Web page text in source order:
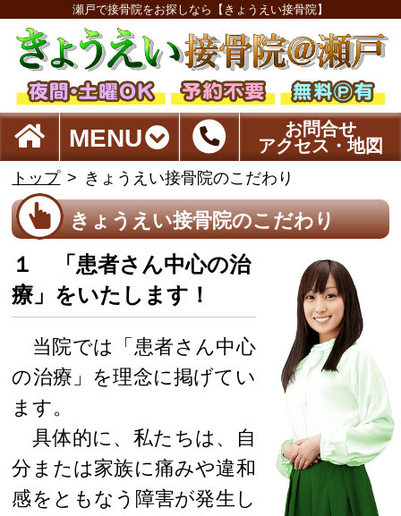
瀬戸で接骨院をお探しなら【きょうえい接骨院】
MENU
お問合せ
アクセス・地図
トップ きょうえい接骨院のこだわり
きょうえい接骨院のこだわり
１ 「患者さん中心の治
療」をいたします！
当院では「患者さん中心
の治療」を理念に掲げてい
ます。
具体的に、私たちは、自
分または家族に痛みや違和
感をともなう障害が発生し